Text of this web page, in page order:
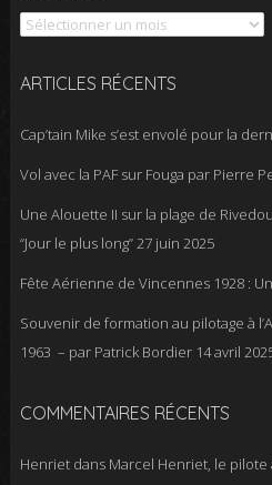
ARTICLES RÉCENTS
Cap’tain Mike s’est envolé pour la
Vol avec la PAF sur Fouga par Pierre
Une Alouette II sur la plage de
“Jour le plus long”27 juin 2025
Fête Aérienne de Vincennes 1928 :
Souvenir de formation au pilotage à
1963 – par Patrick Bordier 14 avril
COMMENTAIRES RÉCENTS
Henrietdans Marcel Henriet, le pilote